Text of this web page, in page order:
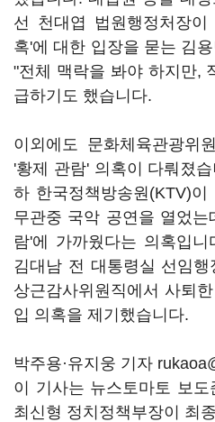
선 천대엽 법원행정처장
혹'에 대한 입장을 묻는 김
"전체 맥락을 봐야 하지만,
급하기도 했습니다.
이외에도 문화체육관광위
'황제 관람' 의혹이 다뤄졌
하 한국정책방송원(KTV)
무관중 국악 공연을 열었
람'에 가까웠다는 의혹입
김대남 전 대통령실 선임행
상근감사위원직에서 사퇴
입 의혹을 제기했습니다.
박주용·유지웅 기자
이 기사는 뉴스토마토 보
최신형 정치정책부장이 최